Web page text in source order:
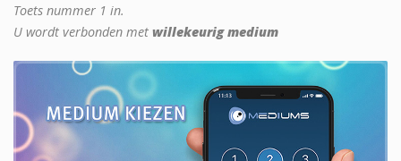
Toets nummer 1 in.
U wordt verbonden met willekeurig medium